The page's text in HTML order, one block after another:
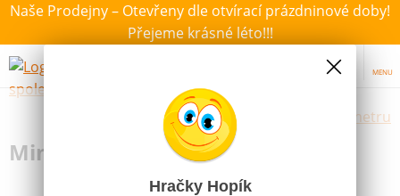
Naše Prodejny – Otevřeny dle otvírací prázdninové doby!
Přejeme krásné léto!!!
MENU
Výběr hraček dle zvoleného parametru
Minisamolepky školní Dinosauři
Hračky Hopík